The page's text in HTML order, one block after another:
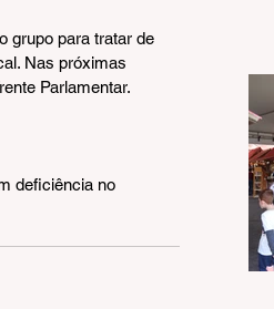
grupo para tratar de
Nas próximas
Parlamentar.
deficiência no